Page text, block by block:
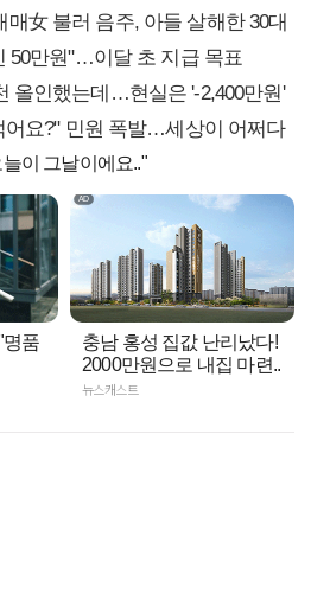
매女 불러 음주, 아들 살해한 30대
50만원"…이달 초 지급 목표
올인했는데…현실은 '-2,400만원'
어요?" 민원 폭발…세상이 어쩌다
이 그날이에요.."
명품
충남 홍성 집값 난리났다!
2000만원으로 내집 마련..
뉴스캐스트